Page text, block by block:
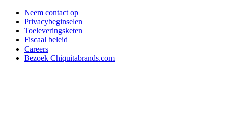
Neem contact op
Privacybeginselen
Toeleveringsketen
Fiscaal beleid
Careers
Bezoek Chiquitabrands.com